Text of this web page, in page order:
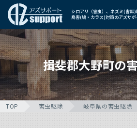
シロアリ（害虫）、ネズミ(害獣)
鳥害(鳩・カラス)対策のアズサポ
揖斐郡大野町の
TOP 害虫駆除 岐阜県の害虫駆除